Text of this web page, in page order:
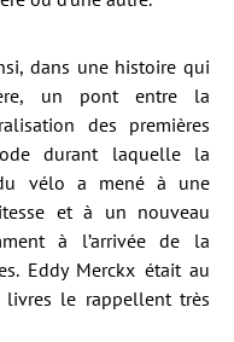
dans une histoire qui
un pont entre la
des premières
durant laquelle la
vélo a mené à une
et à un nouveau
à l’arrivée de la
Eddy Merckx était au
livres le rappellent très